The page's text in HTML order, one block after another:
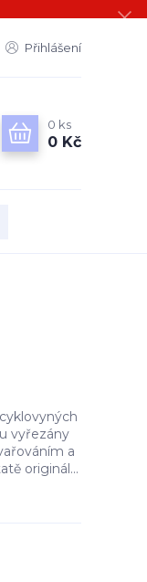
Přihlášení
0 ks
0 Kč
vyřezány
a
originál...